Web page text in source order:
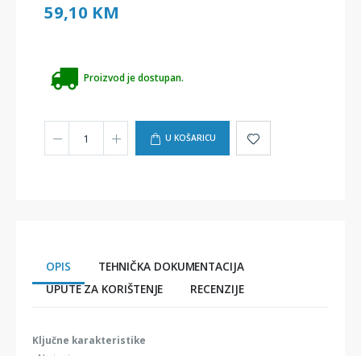
59,10 KM
Proizvod je dostupan.
U KOŠARICU
OPIS
TEHNIČKA DOKUMENTACIJA
UPUTE ZA KORIŠTENJE
RECENZIJE
Ključne karakteristike